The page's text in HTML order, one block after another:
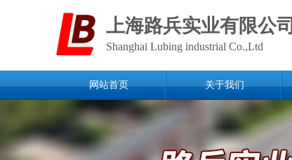
上海路兵实业有限公司
Shanghai Lubing industrial Co.,Ltd
网站首页 关于我们